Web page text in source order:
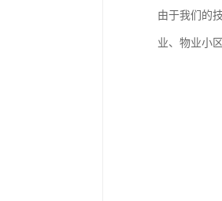
由于我们的
业、物业小